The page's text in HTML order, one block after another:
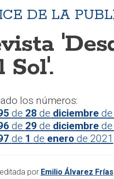
DE LA
Sol'.
los números:
de 28 de diciembre
de 29 de diciembre
de 1 de enero de 2021
por Emilio Álvarez Frías